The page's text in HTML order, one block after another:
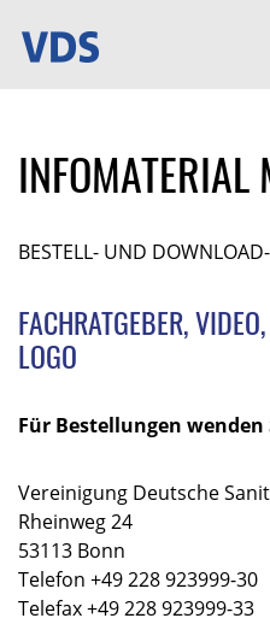
INFOMATERIAL
BESTELL- UND DOWNLOAD-
FACHRATGEBER,
LOGO
Für Bestellungen
Vereinigung Deutsche
Rheinweg 24
53113 Bonn
Telefon +49 228 923999-30
Telefax +49 228 923999-33